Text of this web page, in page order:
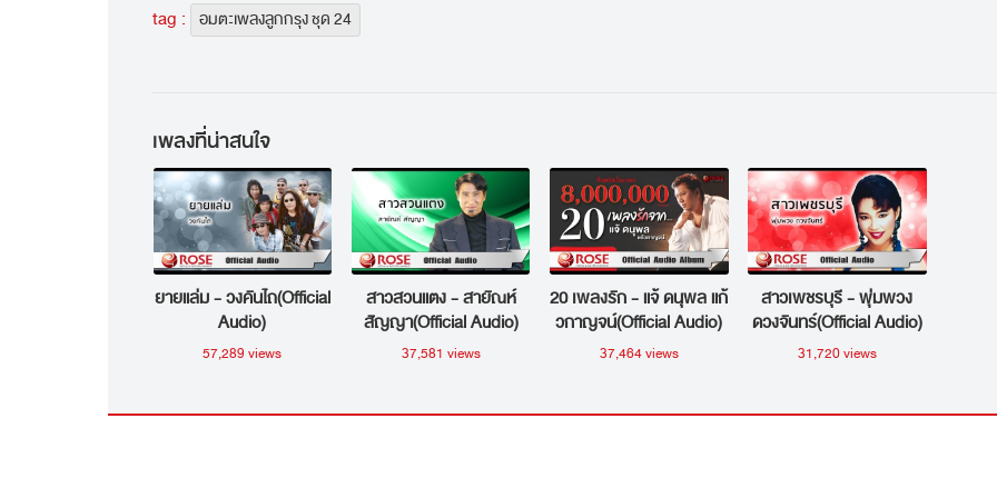
tag : อมตะเพลงลูกกรุง ชุด 24
เพลงที่น่าสนใจ
ยายแล่ม - วงคันไถ(Official
Audio)
57,289 views
สาวสวนแตง - สายัณห์
สัญญา(Official Audio)
37,581 views
20 เพลงรัก - แจ้ ดนุพล แก้
วกาญจน์(Official Audio)
37,464 views
สาวเพชรบุรี - พุ่มพวง
ดวงจันทร์(Official Audio)
31,720 views